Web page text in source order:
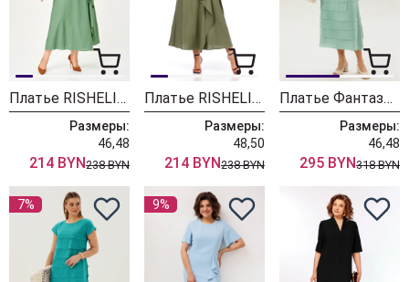
Платье RISHELIE 995-3 зеленая фисташка
Размеры:
46,48
214 BYN238 BYN
Платье RISHELIE 995-2 хаки
Размеры:
48,50
214 BYN238 BYN
Платье Фантазия Мод 5437 мята
Размеры:
46,48
295 BYN318 BYN
7% 9%